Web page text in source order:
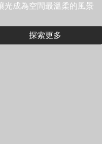
光成為空間最溫柔的風景
探索更多